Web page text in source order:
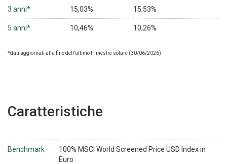
3 anni* 15,03% 15,53%
5 anni* 10,46% 10,26%
*dati aggiornati alla fine dell'ultimo trimestre solare (30/06/2026)
Caratteristiche
Benchmark
100% MSCI World Screened Price USD Index in
Euro